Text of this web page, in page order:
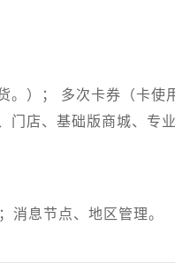
）； 多次卡券（卡使
店、基础版商城、专业
息节点、地区管理。